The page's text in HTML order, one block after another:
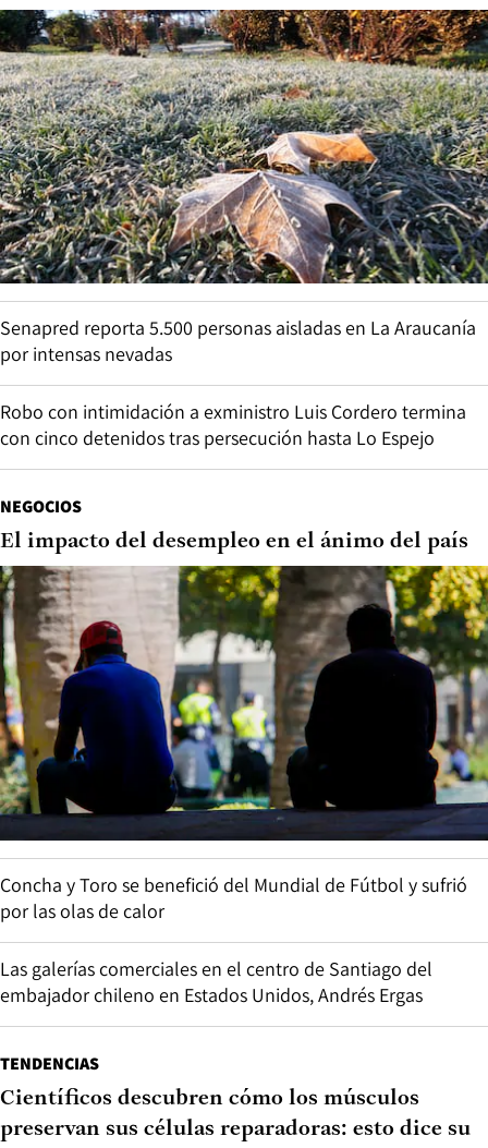
Senapred reporta 5.500 personas aisladas en La Araucanía
por intensas nevadas
Robo con intimidación a exministro Luis Cordero termina
con cinco detenidos tras persecución hasta Lo Espejo
NEGOCIOS
El impacto del desempleo en el ánimo del país
Concha y Toro se benefició del Mundial de Fútbol y sufrió
por las olas de calor
Las galerías comerciales en el centro de Santiago del
embajador chileno en Estados Unidos, Andrés Ergas
TENDENCIAS
Científicos descubren cómo los músculos
preservan sus células reparadoras: esto dice su